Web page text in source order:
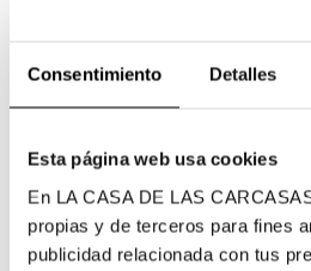
Consentimiento Detalles
Esta página web usa cookies
En LA CASA DE LAS
propias y de terceros para fines
publicidad relacionada con tus
Detalhes do produto